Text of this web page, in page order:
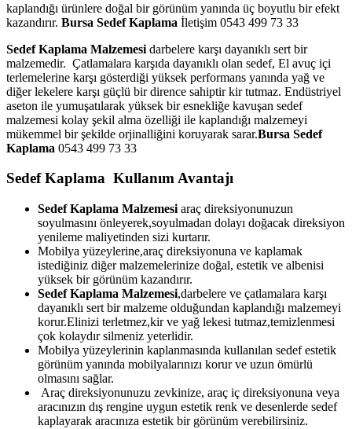
kaplandığı ürünlere doğal bir görünüm yanında üç boyutlu bir efekt
kazandırır. Bursa Sedef Kaplama İletişim 0543 499 73 33
Sedef Kaplama Malzemesi darbelere karşı dayanıklı sert bir
malzemedir. Çatlamalara karşıda dayanıklı olan sedef, El avuç içi
terlemelerine karşı gösterdiği yüksek performans yanında yağ ve
diğer lekelere karşı güçlü bir dirence sahiptir kir tutmaz. Endüstriyel
aseton ile yumuşatılarak yüksek bir esnekliğe kavuşan sedef
malzemesi kolay şekil alma özelliği ile kaplandığı malzemeyi
mükemmel bir şekilde orjinalliğini koruyarak sarar.Bursa Sedef
Kaplama 0543 499 73 33
Sedef Kaplama Kullanım Avantajı
Sedef Kaplama Malzemesi araç direksiyonunuzun
soyulmasını önleyerek,soyulmadan dolayı doğacak direksiyon
yenileme maliyetinden sizi kurtarır.
Mobilya yüzeylerine,araç direksiyonuna ve kaplamak
istediğiniz diğer malzemelerinize doğal, estetik ve albenisi
yüksek bir görünüm kazandırır.
Sedef Kaplama Malzemesi,darbelere ve çatlamalara karşı
dayanıklı sert bir malzeme olduğundan kaplandığı malzemeyi
korur.Elinizi terletmez,kir ve yağ lekesi tutmaz,temizlenmesi
çok kolaydır silmeniz yeterlidir.
Mobilya yüzeylerinin kaplanmasında kullanılan sedef estetik
görünüm yanında mobilyalarınızı korur ve uzun ömürlü
olmasını sağlar.
Araç direksiyonunuzu zevkinize, araç iç direksiyonuna veya
aracınızın dış rengine uygun estetik renk ve desenlerde sedef
kaplayarak aracınıza estetik bir görünüm verebilirsiniz.